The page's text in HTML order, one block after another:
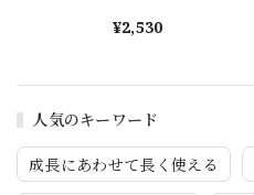
人気のキーワード
成長にあわせて長く使える
¥2,530